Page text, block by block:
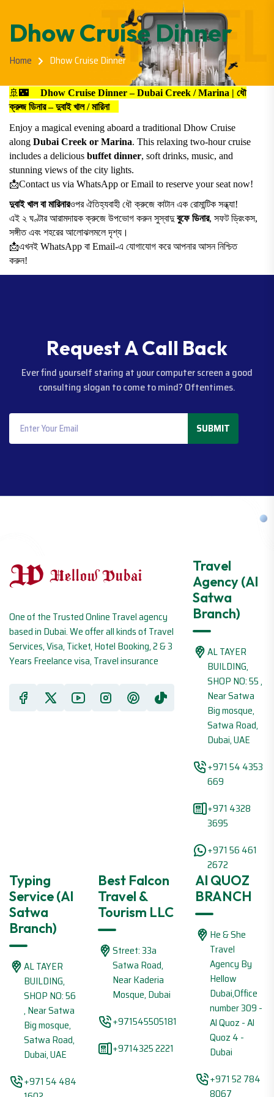
Dhow Cruise Dinner
Home Dhow Cruise Dinner
🚢🌃
Dhow Cruise Dinner – Dubai Creek / Marina | ধৌ
ক্রুজ ডিনার – দুবাই খাল / মারিনা
Enjoy a magical evening aboard a traditional Dhow Cruise
along Dubai Creek or Marina. This relaxing two-hour cruise
includes a delicious buffet dinner, soft drinks, music, and
stunning views of the city lights.
📩Contact us via WhatsApp or Email to reserve your seat now!
দুবাই খাল বা মারিনারওপর ঐতিহ্যবাহী ধৌ ক্রুজে কাটান এক রোমান্টিক সন্ধ্যা!
এই ২ ঘণ্টার আরামদায়ক ক্রুজে উপভোগ করুন সুস্বাদুবুফে ডিনার, সফট ড্রিংকস,
সঙ্গীত এবং শহরের আলোঝলমলে দৃশ্য।
📩এখনই WhatsApp বা Email-এ যোগাযোগ করে আপনার আসন নিশ্চিত
করুন!
RequestACall Back
Ever find yourself staring at your computer screen a good
consulting slogan to come to mind? Oftentimes.
SUBMIT
One of the Trusted Online Travel agency
based in Dubai. We offer all kinds of Travel
Services, Visa, Ticket, Hotel Booking, 2 & 3
Years Freelance visa, Travel insurance
Travel
Agency (Al
Satwa
Branch)
AL TAYER
BUILDING,
SHOP NO: 55 ,
Near Satwa
Big mosque,
Satwa Road,
Dubai, UAE
+971 54 4353
669
+971 4328
3695
+971 56 461
2672
Typing
Service (Al
Satwa
Branch)
AL TAYER
BUILDING,
SHOP NO: 56
, Near Satwa
Big mosque,
Satwa Road,
Dubai, UAE
+971 54 484
Best Falcon
Travel &
Tourism LLC
Street: 33a
Satwa Road,
Near Kaderia
Mosque, Dubai
+971545505181
+9714325 2221
Al QUOZ
BRANCH
He & She
Travel
Agency By
Hellow
Dubai,Office
number 309 -
Al Quoz - Al
Quoz 4 -
Dubai
+971 52 784
8067